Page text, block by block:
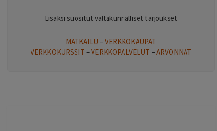
Lisäksi suositut valtakunnalliset tarjoukset
MATKAILU –VERKKOKAUPAT
VERKKOKURSSIT –VERKKOPALVELUT –ARVONNAT